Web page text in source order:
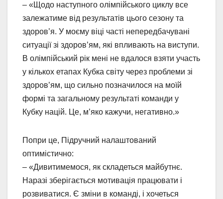
– «Щодо наступного олімпійського циклу все
залежатиме від результатів цього сезону та
здоров’я. У моєму віці часті непередбачувані
ситуації зі здоров’ям, які впливають на виступи.
В олімпійський рік мені не вдалося взяти участь
у кількох етапах Кубка світу через проблеми зі
здоров’ям, що сильно позначилося на моїй
формі та загальному результаті команди у
Кубку націй. Це, м’яко кажучи, негативно.»
Попри це, Підручний налаштований
оптимістично:
– «Дивитимемося, як складеться майбутнє.
Наразі зберігається мотивація працювати і
розвиватися. Є зміни в команді, і хочеться